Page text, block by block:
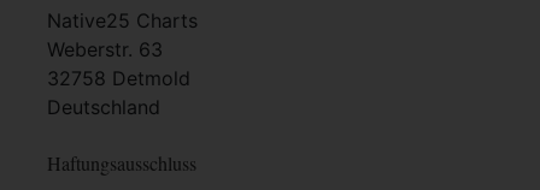
Native25 Charts
Weberstr. 63
32758 Detmold
Deutschland
Haftungsausschluss